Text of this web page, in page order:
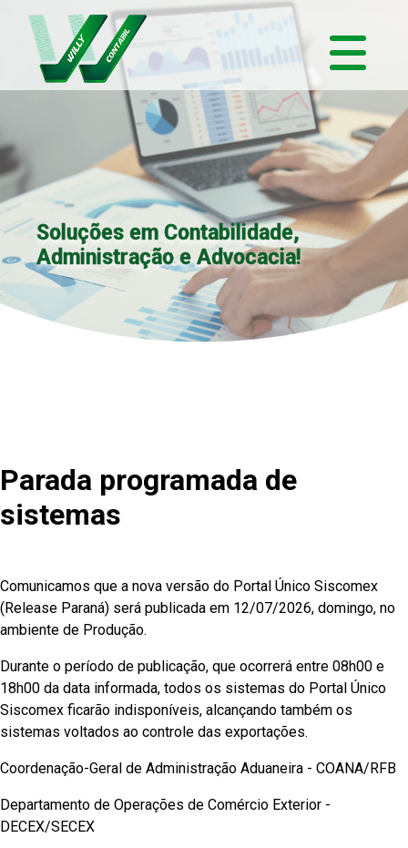
Soluções em Contabilidade,
Administração e Advocacia!
Parada programada de
sistemas
Comunicamos que a nova versão do Portal Único Siscomex
(Release Paraná) será publicada em 12/07/2026, domingo, no
ambiente de Produção.
Durante o período de publicação, que ocorrerá entre 08h00 e
18h00 da data informada, todos os sistemas do Portal Único
Siscomex ficarão indisponíveis, alcançando também os
sistemas voltados ao controle das exportações.
Coordenação-Geral de Administração Aduaneira - COANA/RFB
Departamento de Operações de Comércio Exterior -
DECEX/SECEX